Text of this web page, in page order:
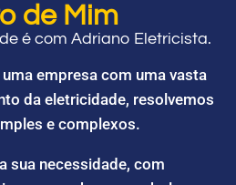
de Mim
é com Adriano Eletricista.
empresa com uma vasta
da eletricidade, resolvemos
e complexos.
sua necessidade, com